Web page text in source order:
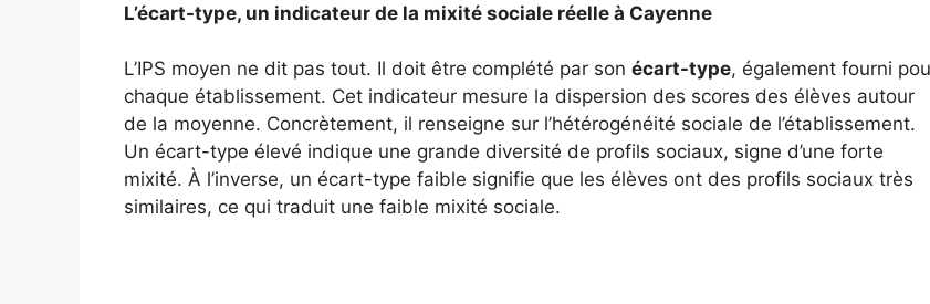
L’écart-type, un indicateur de la mixité sociale réelle à Cayenne
L’IPS moyen ne dit pas tout. Il doit être complété par son écart-type, également fourni
chaque établissement. Cet indicateur mesure la dispersion des scores des élèves autour
de la moyenne. Concrètement, il renseigne sur l’hétérogénéité sociale de l’établissement.
Un écart-type élevé indique une grande diversité de profils sociaux, signe d’une forte
mixité. À l’inverse, un écart-type faible signifie que les élèves ont des profils sociaux très
similaires, ce qui traduit une faible mixité sociale.